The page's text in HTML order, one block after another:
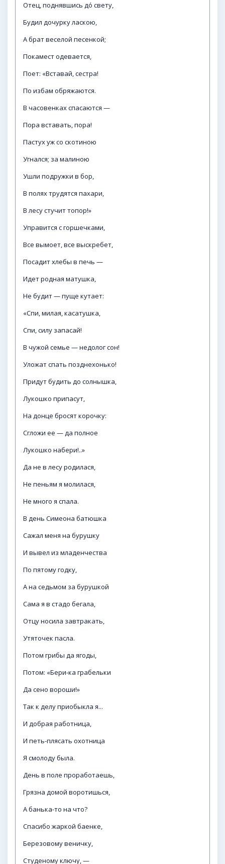
Отец, поднявшись до́ свету,
Будил дочурку ласкою,
А брат веселой песенкой;
Покамест одевается,
Поет: «Вставай, сестра!
По избам обряжаются.
В часовенках спасаются —
Пора вставать, пора!
Пастух уж со скотиною
Угнался; за малиною
Ушли подружки в бор,
В полях трудятся пахари,
В лесу стучит топор!»
Управится с горшечками,
Все вымоет, все выскребет,
Посадит хлебы в печь —
Идет родная матушка,
Не будит — пуще кутает:
«Спи, милая, касатушка,
Спи, силу запасай!
В чужой семье — недолог сон!
Уложат спать позднехонько!
Придут будить до солнышка,
Лукошко припасут,
На донце бросят корочку:
Сгложи ее — да полное
Лукошко набери!..»
Да не в лесу родилася,
Не пеньям я молилася,
Не много я спала.
В день Симеона батюшка
Сажал меня на бурушку
И вывел из младенчества
По пятому годку,
А на седьмом за бурушкой
Сама я в стадо бегала,
Отцу носила завтракать,
Утяточек пасла.
Потом грибы да ягоды,
Потом: «Бери-ка грабельки
Да сено вороши!»
Так к делу приобыкла я...
И добрая работница,
И петь-плясать охотница
Я смолоду была.
День в поле проработаешь,
Грязна домой воротишься,
А банька-то на что?
Спасибо жаркой баенке,
Березовому веничку,
Студеному ключу, —